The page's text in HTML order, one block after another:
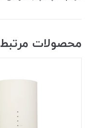
محصولات مرتبط